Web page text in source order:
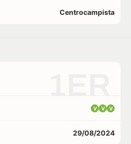
Centrocampista
V V V
29/08/2024